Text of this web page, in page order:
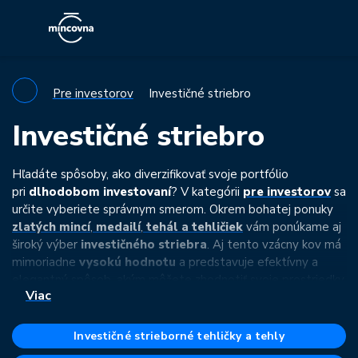
Pre investorov Investičné striebro
Investičné striebro
Hľadáte spôsoby, ako diverzifikovať svoje portfólio
pri dlhodobom investovaní? V kategórii pre investorov sa
určite vyberiete správnym smerom. Okrem bohatej ponuky
zlatých mincí, medailí, tehál a tehličiek vám ponúkame aj
široký výber investičného striebra. Aj tento vzácny kov má
mimoriadne vysokú hodnotu a predstavuje efektívny a
Nehovoriac o tom, že si konštantne drží hodnotu aj zoči-voči
Medzi najpopulárnejšiestrieborné investičné mincez
Viac
Investičné strieborné tehličky a tehly